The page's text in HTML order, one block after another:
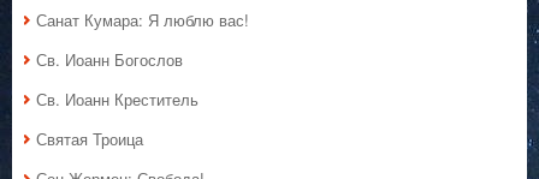
Санат Кумара: Я люблю вас!
Св. Иоанн Богослов
Св. Иоанн Креститель
Святая Троица